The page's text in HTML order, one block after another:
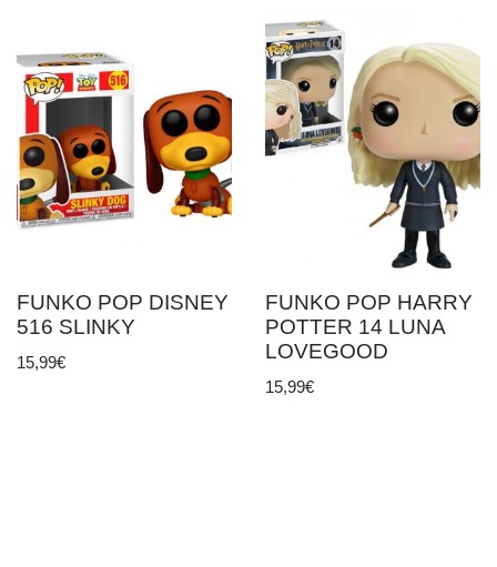
FUNKO POP DISNEY
516 SLINKY
15,99€
FUNKO POP HARRY
POTTER 14 LUNA
LOVEGOOD
15,99€